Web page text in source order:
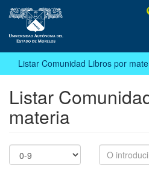
Listar Comunidad Libros por
Listar
materia